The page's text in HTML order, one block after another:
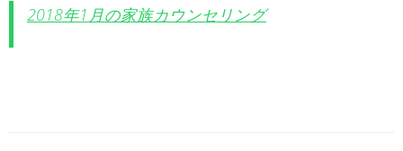
2018年1月の家族カウンセリング